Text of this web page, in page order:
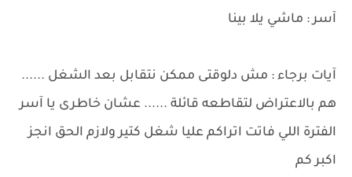
آسر : ماشي يلا بينا
آيات برجاء : مش دلوقتى ممكن نتقابل بعد الشغل ......
هم بالاعتراض لتقاطعه قائلة ...... عشان خاطرى يا آسر
الفترة اللي فاتت اتراكم عليا شغل كتير ولازم الحق انجز
اكبر كم